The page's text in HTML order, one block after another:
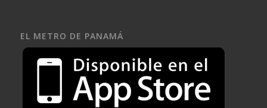
EL METRO DE PANAMÁ